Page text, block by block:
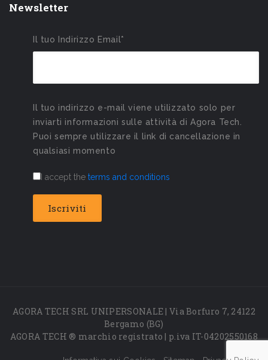
Newsletter
Il tuo Indirizzo Email*
Il tuo indirizzo e-mail viene utilizzato solo per
inviarti informazioni sulle attività di Agora Tech.
Puoi sempre utilizzare il link di cancellazione in
qualsiasi momento
I accept the terms and conditions
AGORA TECH SRL UNIPERSONALE | Via Borfuro 7, 24122
Bergamo (BG)
AGORA TECH ® marchio registrato | p.iva IT-04202550168